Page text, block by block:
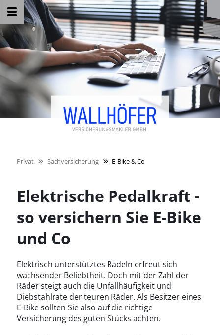
Privat Sachversicherung E-Bike & Co
Elektrische Pedalkraft -
so versichern Sie E-Bike
und Co
Elektrisch unterstütztes Radeln erfreut sich
wachsender Beliebtheit. Doch mit der Zahl der
Räder steigt auch die Unfallhäufigkeit und
Diebstahlrate der teuren Räder. Als Besitzer eines
E-Bike sollten Sie also auf die richtige
Versicherung des guten Stücks achten.